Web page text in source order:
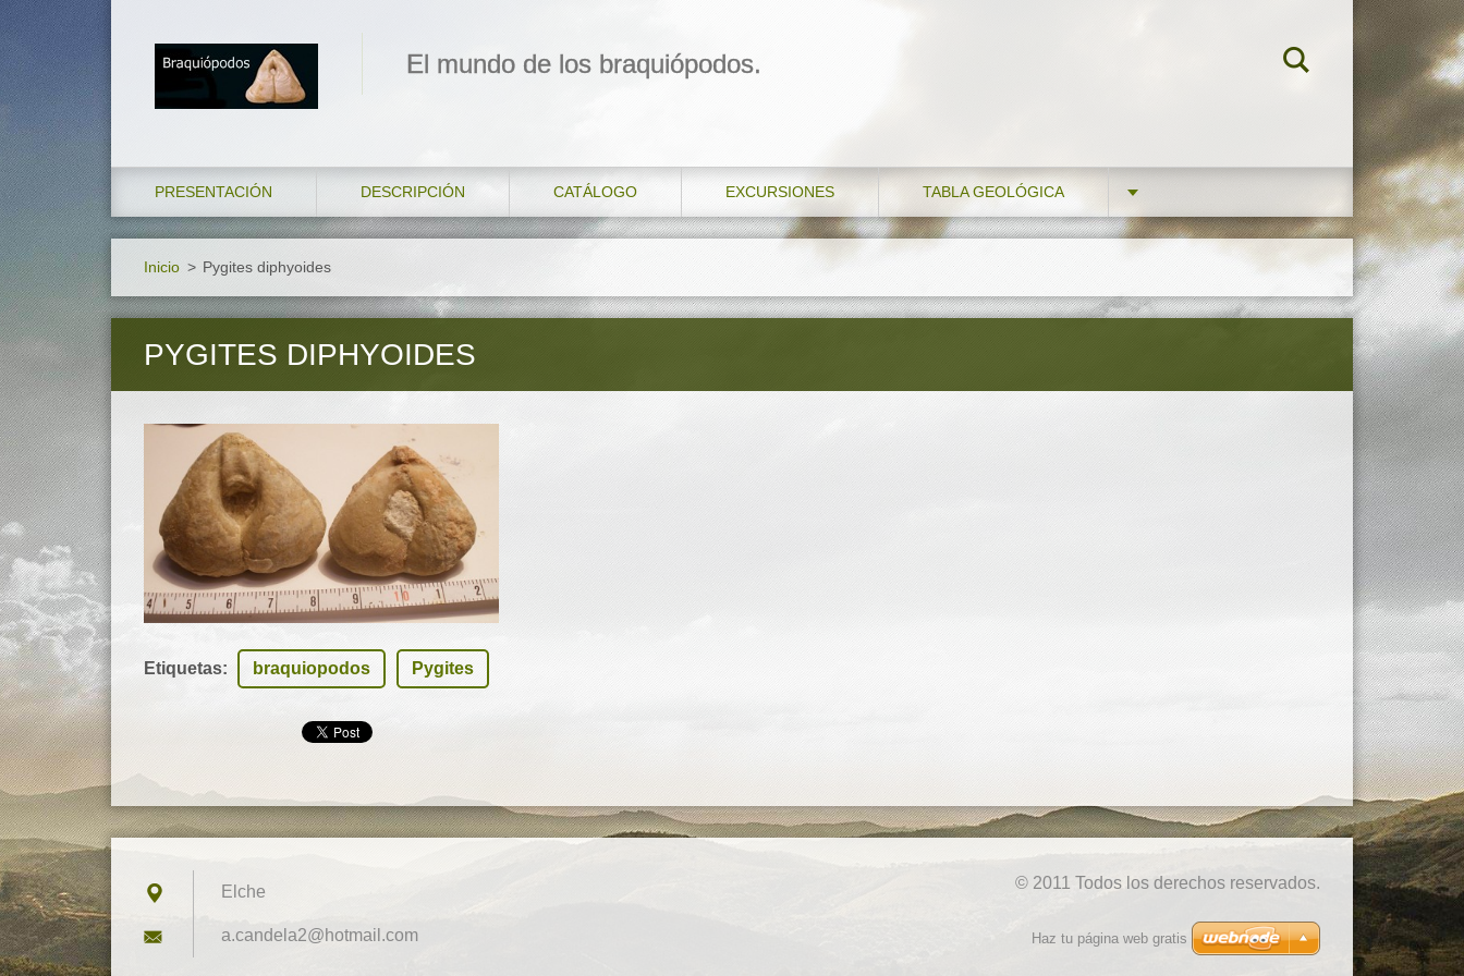
El mundo de los braquiópodos.
PRESENTACIÓN DESCRIPCIÓN CATÁLOGO EXCURSIONES TABLA GEOLÓGICA
Inicio > Pygites diphyoides
PYGITES DIPHYOIDES
Etiquetas: braquiopodos Pygites
Elche
a.candel a2@hotmail.com
© 2011 Todos los derechos reservados.
Haz tu página web gratis